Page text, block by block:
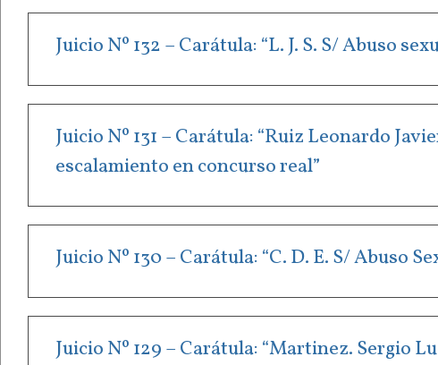
Juicio Nº 132 – Carátula: “L. J. S. S/ Abuso
Juicio Nº 131 – Carátula: “Ruiz Leonardo
escalamiento en concurso real”
Juicio Nº 130 – Carátula: “C. D. E. S/ Abuso
Juicio Nº 129 – Carátula: “Martinez. Sergio